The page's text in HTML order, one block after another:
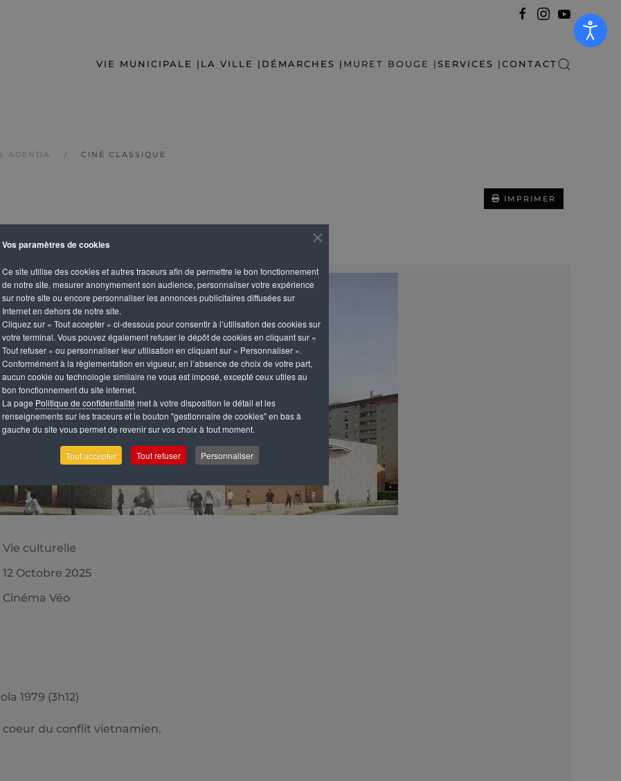
Vos paramètres de cookies
Ce site utilise des cookies et autres traceurs afin de permettre le bon fonctionnement
de notre site, mesurer anonymement son audience, personnaliser votre expérience
sur notre site ou encore personnaliser les annonces publicitaires diffusées sur
Internet en dehors de notre site.
Cliquez sur « Tout accepter » ci-dessous pour consentir à l’utilisation des cookies sur
votre terminal. Vous pouvez également refuser le dépôt de cookies en cliquant sur «
Tout refuser » ou personnaliser leur utilisation en cliquant sur « Personnaliser ».
Conformément à la règlementation en vigueur, en l’absence de choix de votre part,
aucun cookie ou technologie similaire ne vous est imposé, excepté ceux utiles au
bon fonctionnement du site internet.
La page Politique de confidentialité met à votre disposition le détail et les
renseignements sur les traceurs et le bouton "gestionnaire de cookies" en bas à
gauche du site vous permet de revenir sur vos choix à tout moment.
Tout accepter Tout refuser Personnaliser
VIE MUNICIPALE | LA VILLE | DÉMARCHES | MURET BOUGE |SERVICES |CONTACT
AGENDA CINÉ CLASSIQUE
IMPRIMER
Vie culturelle
12 Octobre 2025
Cinéma Véo
1979 (3h12)
coeur du conflit vietnamien.